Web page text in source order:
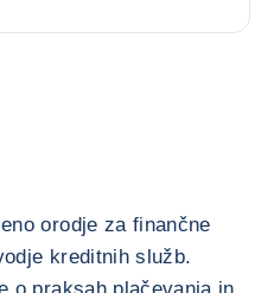
orodje za finančne
kreditnih služb.